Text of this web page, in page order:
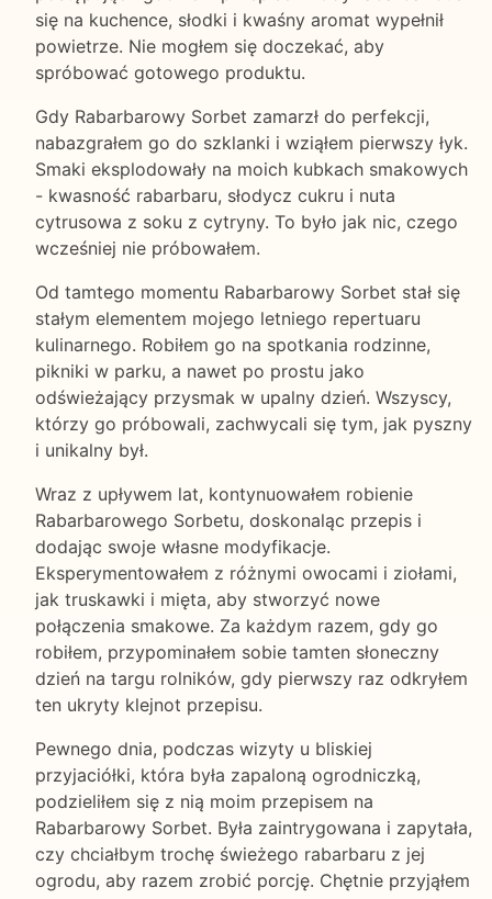
się na kuchence, słodki i kwaśny aromat wypełnił
powietrze. Nie mogłem się doczekać, aby
spróbować gotowego produktu.
Gdy Rabarbarowy Sorbet zamarzł do perfekcji,
nabazgrałem go do szklanki i wziąłem pierwszy łyk.
Smaki eksplodowały na moich kubkach smakowych
- kwasność rabarbaru, słodycz cukru i nuta
cytrusowa z soku z cytryny. To było jak nic, czego
wcześniej nie próbowałem.
Od tamtego momentu Rabarbarowy Sorbet stał się
stałym elementem mojego letniego repertuaru
kulinarnego. Robiłem go na spotkania rodzinne,
pikniki w parku, a nawet po prostu jako
odświeżający przysmak w upalny dzień. Wszyscy,
którzy go próbowali, zachwycali się tym, jak pyszny
i unikalny był.
Wraz z upływem lat, kontynuowałem robienie
Rabarbarowego Sorbetu, doskonaląc przepis i
dodając swoje własne modyfikacje.
Eksperymentowałem z różnymi owocami i ziołami,
jak truskawki i mięta, aby stworzyć nowe
połączenia smakowe. Za każdym razem, gdy go
robiłem, przypominałem sobie tamten słoneczny
dzień na targu rolników, gdy pierwszy raz odkryłem
ten ukryty klejnot przepisu.
Pewnego dnia, podczas wizyty u bliskiej
przyjaciółki, która była zapaloną ogrodniczką,
podzieliłem się z nią moim przepisem na
Rabarbarowy Sorbet. Była zaintrygowana i zapytała,
czy chciałbym trochę świeżego rabarbaru z jej
ogrodu, aby razem zrobić porcję. Chętnie przyjąłem